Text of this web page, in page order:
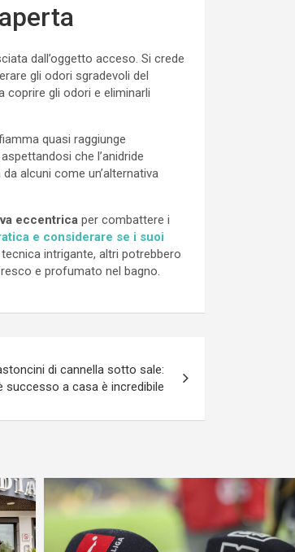
dall’oggetto acceso. Si crede
gli odori sgradevoli del
coprire gli odori e eliminarli
quasi raggiunge
aspettandosi che l’anidride
alcuni come un’alternativa
eccentrica per combattere i
e considerare se i suoi
intrigante, altri potrebbero
e profumato nel bagno.
di cannella sotto sale:
successo a casa è incredibile